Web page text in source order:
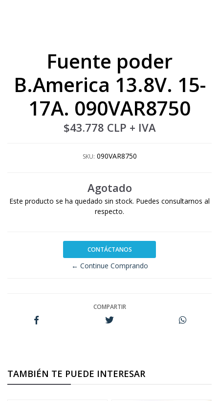
Fuente poder
B.America 13.8V. 15-
17A. 090VAR8750
$43.778 CLP + IVA
SKU: 090VAR8750
Agotado
Este producto se ha quedado sin stock. Puedes consultarnos al
respecto.
CONTÁCTANOS
← Continue Comprando
COMPARTIR
TAMBIÉN TE PUEDE INTERESAR